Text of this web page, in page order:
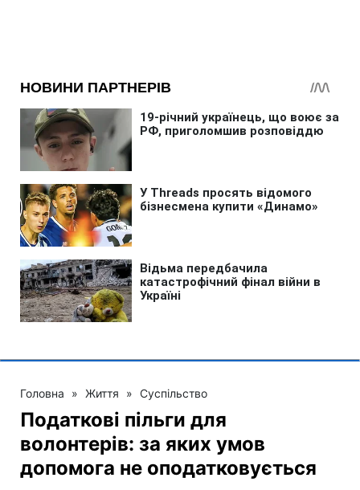
Головна » Життя » Суспільство
Податкові пільги для
волонтерів: за яких умов
допомога не оподатковується